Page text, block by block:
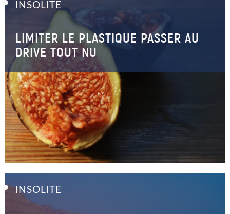
INSOLITE
–
LIMITER LE PLASTIQUE PASSER AU
DRIVE TOUT NU
INSOLITE
–